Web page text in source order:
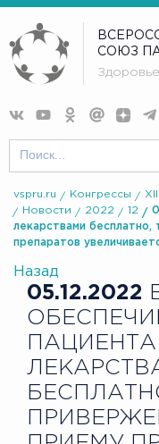
СОЮЗ
vspru.ru Конгрессы
Новости
2022 12
лекарствами
препаратов
Назад
05.12.2022
ПАЦИЕНТА